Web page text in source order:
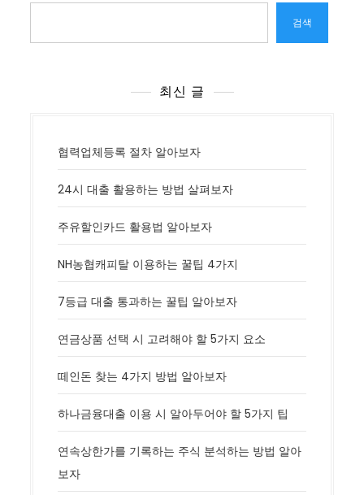
검색
최신 글
협력업체등록 절차 알아보자
24시 대출 활용하는 방법 살펴보자
주유할인카드 활용법 알아보자
NH농협캐피탈 이용하는 꿀팁 4가지
7등급 대출 통과하는 꿀팁 알아보자
연금상품 선택 시 고려해야 할 5가지 요소
떼인돈 찾는 4가지 방법 알아보자
하나금융대출 이용 시 알아두어야 할 5가지 팁
연속상한가를 기록하는 주식 분석하는 방법 알아
보자